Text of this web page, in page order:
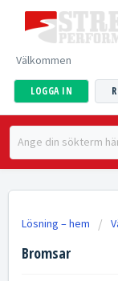
Välkommen
LOGGA IN
Lösning – hem
Bromsar